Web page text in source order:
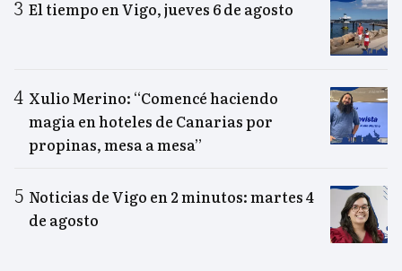
El tiempo en Vigo, jueves 6 de agosto
Xulio Merino: “Comencé haciendo
magia en hoteles de Canarias por
propinas, mesa a mesa”
Noticias de Vigo en 2 minutos: martes 4
de agosto